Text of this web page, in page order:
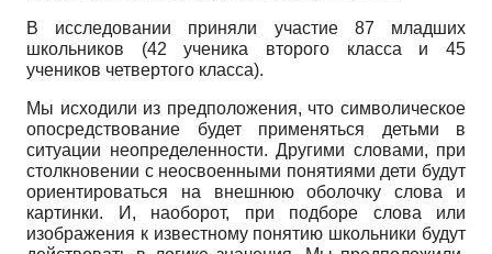
В исследовании приняли участие 87 младших
школьников (42 ученика второго класса и 45
учеников четвертого класса).
Мы исходили из предположения, что символическое
опосредствование будет применяться детьми в
ситуации неопределенности. Другими словами, при
столкновении с неосвоенными понятиями дети будут
ориентироваться на внешнюю оболочку слова и
картинки. И, наоборот, при подборе слова или
изображения к известному понятию школьники будут